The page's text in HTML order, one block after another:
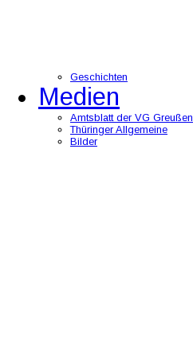
Geschichten
Medien
Amtsblatt der VG Greußen
Thüringer Allgemeine
Bilder